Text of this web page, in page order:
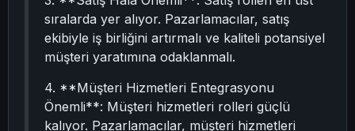
sıralarda yer alıyor. Pazarlamacılar, satış
ekibiyle iş birliğini artırmalı ve kaliteli potansiyel
müşteri yaratımına odaklanmalı.
4. **Müşteri Hizmetleri Entegrasyonu
Önemli**: Müşteri hizmetleri rolleri güçlü
kalıyor. Pazarlamacılar, müşteri hizmetleri